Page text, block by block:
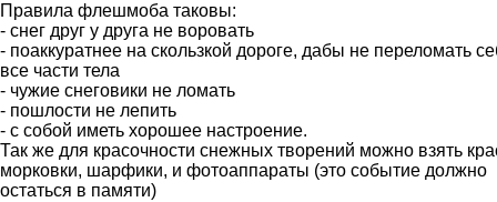
Правила флешмоба таковы:
- снег друг у друга не воровать
- поаккуратнее на скользкой дороге, дабы не переломать
все части тела
- чужие снеговики не ломать
- пошлости не лепить
- с собой иметь хорошее настроение.
Так же для красочности снежных творений можно взять
морковки, шарфики, и фотоаппараты (это событие должно
остаться в памяти)